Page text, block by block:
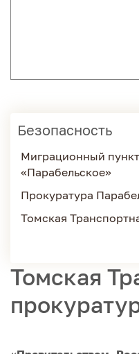
Безопасность
Миграционный
«Парабельское»
Прокуратура
Томская
Томская